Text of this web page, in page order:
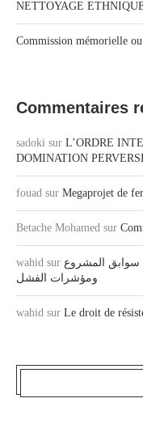
NETTOYAGE
Commission mémorielle
Commentaires
sadoki sur L’ORDRE
DOMINATION
fouad sur Megaprojet de
Betache Mohamed sur
wahid sur سوابق المشروع
ومؤشرات الفشل
wahid sur Le droit de